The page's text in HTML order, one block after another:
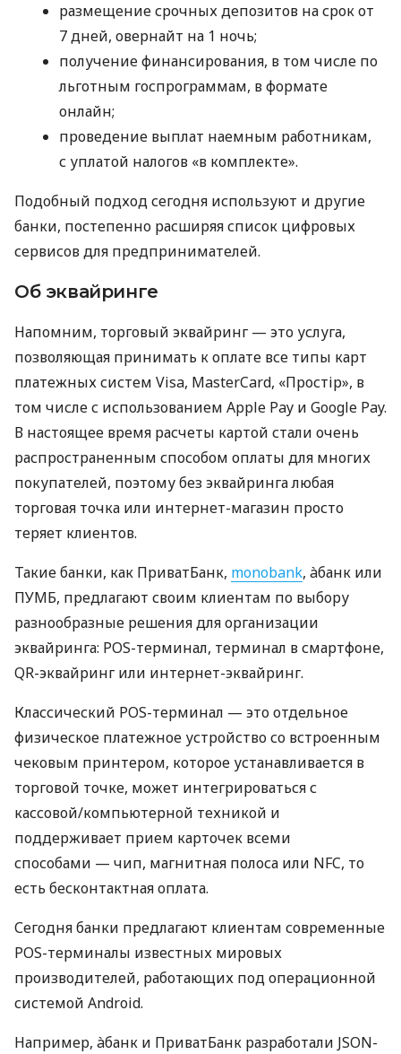
размещение срочных депозитов на срок от
7 дней, овернайт на 1 ночь;
получение финансирования, в том числе по
льготным госпрограммам, в формате
онлайн;
проведение выплат наемным работникам,
с уплатой налогов «в комплекте».
Подобный подход сегодня используют и другие
банки, постепенно расширяя список цифровых
сервисов для предпринимателей.
Об эквайринге
Напомним, торговый эквайринг — это услуга,
позволяющая принимать к оплате все типы карт
платежных систем Visa, MasterCard, «Простір», в
том числе с использованием Apple Pay и Google Pay.
В настоящее время расчеты картой стали очень
распространенным способом оплаты для многих
покупателей, поэтому без эквайринга любая
торговая точка или интернет-магазин просто
теряет клиентов.
Такие банки, как ПриватБанк, monobank, àбанк или
ПУМБ, предлагают своим клиентам по выбору
разнообразные решения для организации
эквайринга: POS-терминал, терминал в смартфоне,
QR-эквайринг или интернет-эквайринг.
Классический POS-терминал — это отдельное
физическое платежное устройство со встроенным
чековым принтером, которое устанавливается в
торговой точке, может интегрироваться с
кассовой/компьютерной техникой и
поддерживает прием карточек всеми
способами — чип, магнитная полоса или NFC, то
есть бесконтактная оплата.
Сегодня банки предлагают клиентам современные
POS-терминалы известных мировых
производителей, работающих под операционной
системой Android.
Например, àбанк и ПриватБанк разработали JSON-